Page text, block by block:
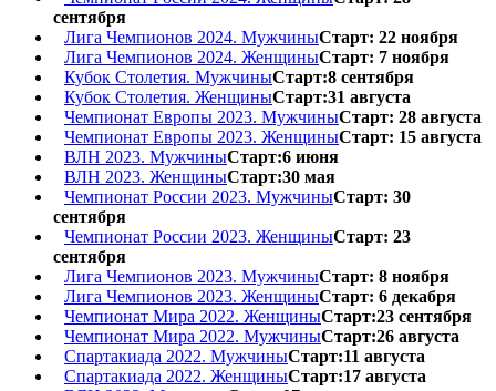
сентября
Лига Чемпионов 2024. МужчиныСтарт: 22 ноября
Лига Чемпионов 2024. ЖенщиныСтарт: 7 ноября
Кубок Столетия. МужчиныСтарт:8 сентября
Кубок Столетия. ЖенщиныСтарт:31 августа
Чемпионат Европы 2023. МужчиныСтарт: 28 августа
Чемпионат Европы 2023. ЖенщиныСтарт: 15 августа
ВЛН 2023. МужчиныСтарт:6 июня
ВЛН 2023. ЖенщиныСтарт:30 мая
Чемпионат России 2023. МужчиныСтарт: 30
сентября
Чемпионат России 2023. ЖенщиныСтарт: 23
сентября
Лига Чемпионов 2023. МужчиныСтарт: 8 ноября
Лига Чемпионов 2023. ЖенщиныСтарт: 6 декабря
Чемпионат Мира 2022. ЖенщиныСтарт:23 сентября
Чемпионат Мира 2022. МужчиныСтарт:26 августа
Спартакиада 2022. МужчиныСтарт:11 августа
Спартакиада 2022. ЖенщиныСтарт:17 августа